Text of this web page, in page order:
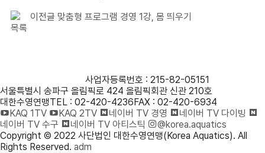
이전글 맞춤형 프로그램 경영 1강, 몸 띄우기
목록
사업자등록번호 : 215-82-05151
서울특별시 송파구 올림픽로 424 올림픽회관 신관 210호
대한수영연맹TEL : 02-420-4236FAX : 02-420-6934
KAQ 1TV
KAQ 2TV 네이버 TV 경영
네이버 TV 다이빙
네이버 TV 수구
네이버 TV 아티스틱
@korea.aquatics
Copyright © 2022 사단법인 대한수영연맹(Korea Aquatics). All
Rights Reserved. adm